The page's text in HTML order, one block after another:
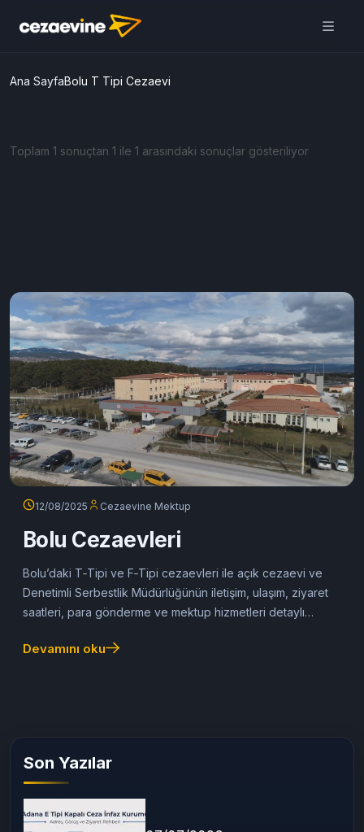
Ana SayfaBolu T Tipi Cezaevi
Toplam 1 sonuçtan 1 ile 1 arasındaki sonuçlar gösteriliyor
12/08/2025 Cezaevine Mektup
Bolu Cezaevleri
Bolu’daki T‑Tipi ve F‑Tipi cezaevleri ile açık cezaevi ve
Denetimli Serbestlik Müdürlüğünün iletişim, ulaşım, ziyaret
saatleri, para gönderme ve mektup hizmetleri detaylı
Devamını oku
Son Yazılar